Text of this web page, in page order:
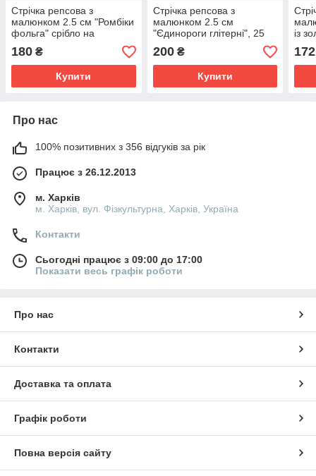
Стрічка репсова з
малюнком 2.5 см "Ромбіки
фольга" срібло на
бузковому тлі, 25 ярд,
гуртом
180 ₴
Купити
Стрічка репсова з
малюнком 2.5 см
"Єдинороги глітерні", 25
ярд рулоном
200₴
Купити
із
172
Про нас
100% позитивних з 356 відгуків за рік
Працює з 26.12.2013
м. Харків
м. Харків, вул. Фізкультурна, Харків, Україна
Контакти
Сьогодні працює з 09:00 до 17:00
Показати весь графік роботи
Про нас
Контакти
Доставка та оплата
Графік роботи
Повна версія сайту